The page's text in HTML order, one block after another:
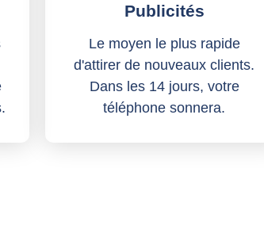
Publicités
Le moyen le plus rapide
d'attirer de nouveaux clients.
Dans les 14 jours, votre
téléphone sonnera.